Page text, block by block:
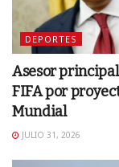
DEPORTES
Asesor
FIFA por
Mundial
JULIO 31, 2026